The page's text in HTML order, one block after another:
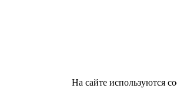
На сайте используются